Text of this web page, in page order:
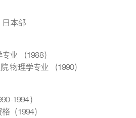
日本部
业 （1988）
物理学专业 （1990）
1994）
（1994）